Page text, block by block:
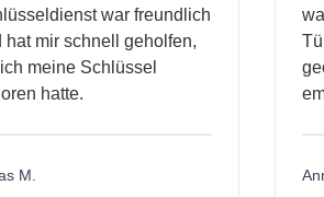
Schlüsseldienst war freundlich
und hat mir schnell geholfen,
als ich meine Schlüssel
verloren hatte.
Jonas M.